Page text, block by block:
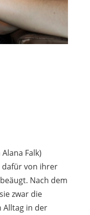
Falk)
von ihrer
Nach dem
zwar die
Alltag in der